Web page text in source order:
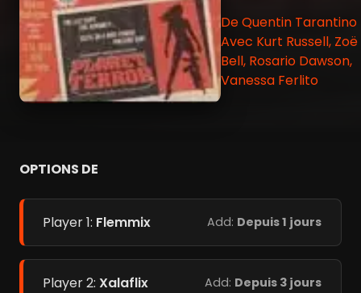
De Quentin Tarantino
Avec Kurt Russell, Zoë
Bell, Rosario Dawson,
Vanessa Ferlito
OPTIONS DE
Player 1: Flemmix Add: Depuis 1 jours
Player 2: Xalaflix Add: Depuis 3 jours